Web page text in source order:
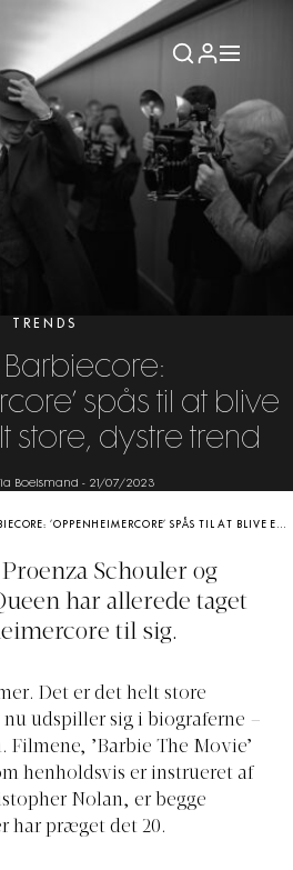
TRENDS
Barbiecore:
spås til at blive
store, dystre trend
Boelsmand - 21/07/2023
’OPPENHEIMERCORE’ SPÅS TIL AT BLIVE EFTERÅRETS HELT STORE, DYSTRE TREND
Schouler og
har allerede taget
til sig.
Det er det helt store
udspiller sig i biograferne –
’Barbie The Movie’
henholdsvis er instrueret af
Nolan, er begge
har præget det 20.